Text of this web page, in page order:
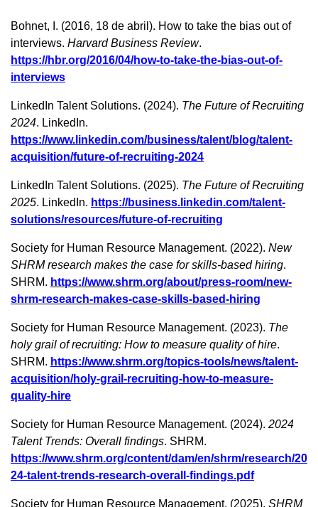
Bohnet, I. (2016, 18 de abril). How to take the bias out of
interviews. Harvard Business Review.
https://hbr.org/2016/04/how-to-take-the-bias-out-of-
interviews
LinkedIn Talent Solutions. (2024). The Future of Recruiting
2024. LinkedIn.
https://www.linkedin.com/business/talent/blog/talent-
acquisition/future-of-recruiting-2024
LinkedIn Talent Solutions. (2025). The Future of Recruiting
2025. LinkedIn. https://business.linkedin.com/talent-
solutions/resources/future-of-recruiting
Society for Human Resource Management. (2022). New
SHRM research makes the case for skills-based hiring.
SHRM. https://www.shrm.org/about/press-room/new-
shrm-research-makes-case-skills-based-hiring
Society for Human Resource Management. (2023). The
holy grail of recruiting: How to measure quality of hire.
SHRM. https://www.shrm.org/topics-tools/news/talent-
acquisition/holy-grail-recruiting-how-to-measure-
quality-hire
Society for Human Resource Management. (2024). 2024
Talent Trends: Overall findings. SHRM.
https://www.shrm.org/content/dam/en/shrm/research/20
24-talent-trends-research-overall-findings.pdf
Society for Human Resource Management. (2025). SHRM